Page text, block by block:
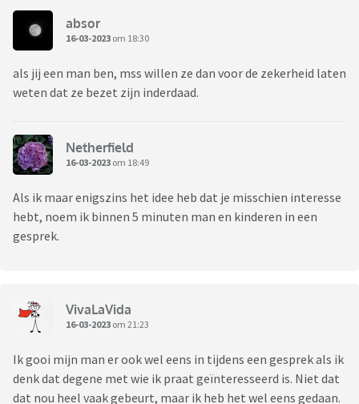
absor
16-03-2023 om 18:30
als jij een man ben, mss willen ze dan voor de zekerheid laten
weten dat ze bezet zijn inderdaad.
Netherfield
16-03-2023 om 18:49
Als ik maar enigszins het idee heb dat je misschien interesse
hebt, noem ik binnen 5 minuten man en kinderen in een
gesprek.
VivaLaVida
16-03-2023 om 21:23
Ik gooi mijn man er ook wel eens in tijdens een gesprek als ik
denk dat degene met wie ik praat geïnteresseerd is. Niet dat
dat nou heel vaak gebeurt, maar ik heb het wel eens gedaan.